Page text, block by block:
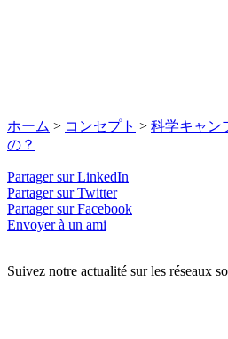
ホーム > コンセプト > 科学キャン
の？
Partager sur LinkedIn
Partager sur Twitter
Partager sur Facebook
Envoyer à un ami
Suivez notre actualité sur les réseaux